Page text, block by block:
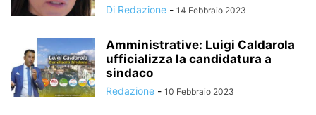
Di Redazione - 14 Febbraio 2023
Amministrative: Luigi Caldarola
ufficializza la candidatura a
sindaco
Redazione - 10 Febbraio 2023